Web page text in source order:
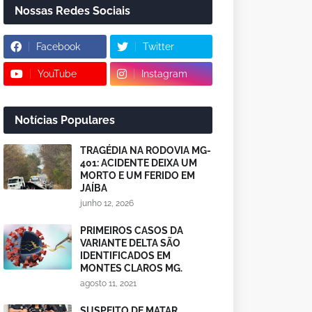
Nossas Redes Sociais
Facebook Twitter
YouTube Instagram
Notícias Populares
TRAGÉDIA NA RODOVIA MG-
401: ACIDENTE DEIXA UM
MORTO E UM FERIDO EM
JAÍBA
junho 12, 2026
PRIMEIROS CASOS DA
VARIANTE DELTA SÃO
IDENTIFICADOS EM
MONTES CLAROS MG.
agosto 11, 2021